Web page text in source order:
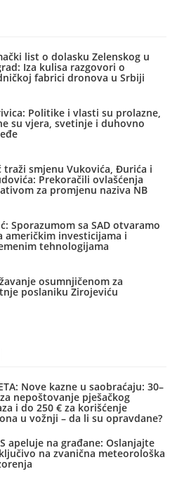
list o dolasku Zelenskog u
Iza kulisa razgovori o
fabrici dronova u Srbiji
Politike i vlasti su prolazne,
su vjera, svetinje i duhovno
traži smjenu Vukovića, Đurića i
Prekoračili ovlašćenja
za promjenu naziva NB
Sporazumom sa SAD otvaramo
američkim investicijama i
tehnologijama
osumnjičenom za
poslaniku Zirojeviću
Nove kazne u saobraćaju: 30–
nepoštovanje pješačkog
i do 250 € za korišćenje
u vožnji – da li su opravdane?
apeluje na građane: Oslanjajte
na zvanična meteorološka